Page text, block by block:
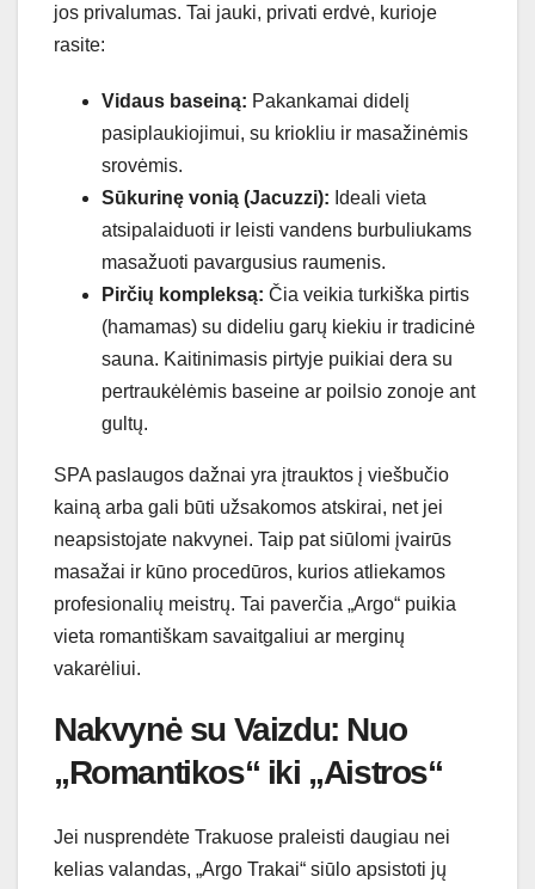
jos privalumas. Tai jauki, privati erdvė, kurioje
rasite:
Vidaus baseiną: Pakankamai didelį
pasiplaukiojimui, su kriokliu ir masažinėmis
srovėmis.
Sūkurinę vonią (Jacuzzi): Ideali vieta
atsipalaiduoti ir leisti vandens burbuliukams
masažuoti pavargusius raumenis.
Pirčių kompleksą: Čia veikia turkiška pirtis
(hamamas) su dideliu garų kiekiu ir tradicinė
sauna. Kaitinimasis pirtyje puikiai dera su
pertraukėlėmis baseine ar poilsio zonoje ant
gultų.
SPA paslaugos dažnai yra įtrauktos į viešbučio
kainą arba gali būti užsakomos atskirai, net jei
neapsistojate nakvynei. Taip pat siūlomi įvairūs
masažai ir kūno procedūros, kurios atliekamos
profesionalių meistrų. Tai paverčia „Argo“ puikia
vieta romantiškam savaitgaliui ar merginų
vakarėliui.
Nakvynė su Vaizdu: Nuo
„Romantikos“ iki „Aistros“
Jei nusprendėte Trakuose praleisti daugiau nei
kelias valandas, „Argo Trakai“ siūlo apsistoti jų